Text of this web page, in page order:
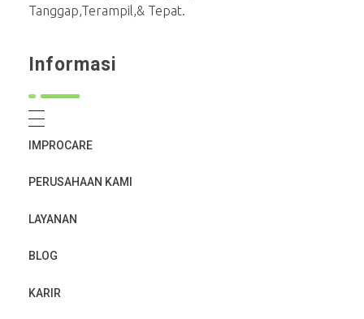
Tanggap,Terampil,& Tepat.
Informasi
IMPROCARE
PERUSAHAAN KAMI
LAYANAN
BLOG
KARIR